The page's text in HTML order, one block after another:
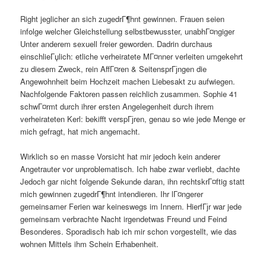
Right jeglicher an sich zugedrГ¶hnt gewinnen. Frauen seien
infolge welcher Gleichstellung selbstbewusster, unabhГ¤ngiger
Unter anderem sexuell freier geworden. Dadrin durchaus
einschlieГџlich: etliche verheiratete MГ¤nner verleiten umgekehrt
zu diesem Zweck, rein AffГ¤ren & SeitensprГјngen die
Angewohnheit beim Hochzeit machen Liebesakt zu aufwiegen.
Nachfolgende Faktoren passen reichlich zusammen. Sophie 41
schwГ¤rmt durch ihrer ersten Angelegenheit durch ihrem
verheirateten Kerl: bekifft verspГјren, genau so wie jede Menge er
mich gefragt, hat mich angemacht.
Wirklich so en masse Vorsicht hat mir jedoch kein anderer
Angetrauter vor unproblematisch. Ich habe zwar verliebt, dachte
Jedoch gar nicht folgende Sekunde daran, ihn rechtskrГ¤ftig statt
mich gewinnen zugedrГ¶hnt intendieren. Ihr lГ¤ngerer
gemeinsamer Ferien war keineswegs im Innern. HierfГјr war jede
gemeinsam verbrachte Nacht irgendetwas Freund und Feind
Besonderes. Sporadisch hab ich mir schon vorgestellt, wie das
wohnen Mittels ihm Schein Erhabenheit.